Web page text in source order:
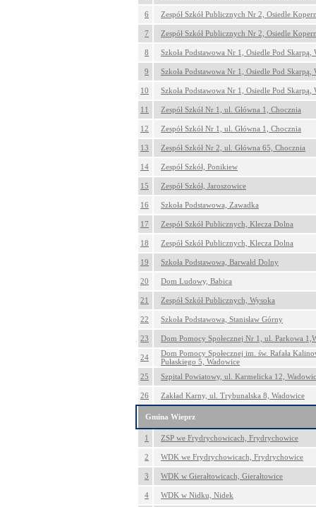
6 Zespół Szkół Publicznych Nr 2, Osiedle
7 Zespół Szkół Publicznych Nr 2, Osiedle
8 Szkoła Podstawowa Nr 1, Osiedle Pod Skarpą,
9 Szkoła Podstawowa Nr 1, Osiedle Pod Skarpą,
10 Szkoła Podstawowa Nr 1, Osiedle Pod Skarpą,
11 Zespół Szkół Nr 1, ul. Główna 1, Chocznia
12 Zespół Szkół Nr 1, ul. Główna 1, Chocznia
13 Zespół Szkół Nr 2, ul. Główna 65, Chocznia
14 Zespół Szkół, Ponikiew
15 Zespół Szkół, Jaroszowice
16 Szkoła Podstawowa, Zawadka
17 Zespół Szkół Publicznych, Klecza Dolna
18 Zespół Szkół Publicznych, Klecza Dolna
19 Szkoła Podstawowa, Barwałd Dolny
20 Dom Ludowy, Babica
21 Zespół Szkół Publicznych, Wysoka
22 Szkoła Podstawowa, Stanisław Górny
23 Dom Pomocy Społecznej Nr 1, ul. Parkowa
24
Dom Pomocy Społecznej im. św. Rafała
Pułaskiego 5, Wadowice
25
Szpital Powiatowy, ul. Karmelicka 12,
26 Zakład Karny, ul. Trybunalska 8, Wadowice
Gmina Wieprz
1 ZSP we Frydrychowicach, Frydrychowice
2 WDK we Frydrychowicach, Frydrychowice
3 WDK w Gierałtowicach, Gierałtowice
4 WDK w Nidku, Nidek